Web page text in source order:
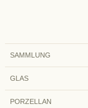
SAMMLUNG
GLAS
PORZELLAN